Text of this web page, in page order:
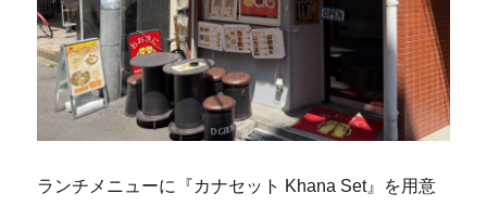
ランチメニューに『カナセット Khana Set』を用意